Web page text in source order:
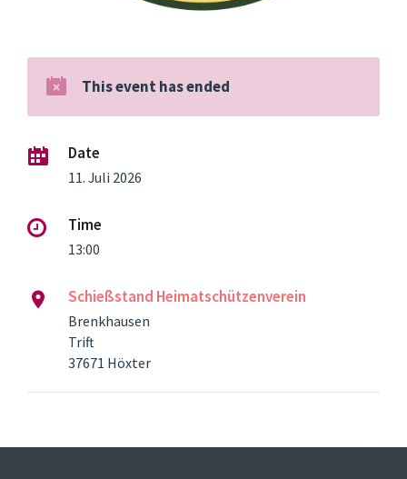
This event has ended
Date
11. Juli 2026
Time
13:00
Schießstand Heimatschützenverein
Brenkhausen
Trift
37671 Höxter